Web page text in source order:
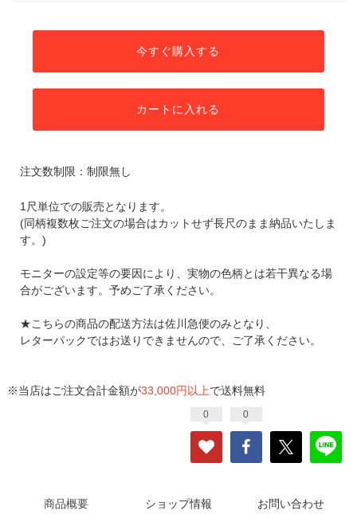
今すぐ購入する
カートに入れる
注文数制限：制限無し
1尺単位での販売となります。
(同柄複数枚ご注文の場合はカットせず長尺のまま納品いたしま
す。)
モニターの設定等の要因により、実物の色柄とは若干異なる場
合がございます。予めご了承ください。
★こちらの商品の配送方法は佐川急便のみとなり、
レターパックではお送りできませんので、ご了承ください。
※当店はご注文合計金額が33,000円以上で送料無料
0 0
商品概要 ショップ情報 お問い合わせ